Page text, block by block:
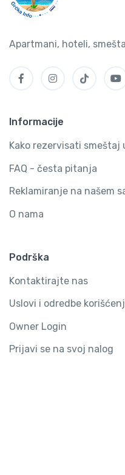
Apartmani, hoteli,
Informacije
Kako rezervisati smeštaj
FAQ - česta pitanja
Reklamiranje na našem
O nama
Podrška
Kontaktirajte nas
Uslovi i odredbe
Owner Login
Prijavi se na svoj nalog